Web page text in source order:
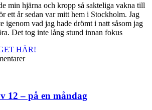
min hjärna och kropp så sakteliga vakna till
ett år sedan var mitt hem i Stockholm. Jag
igenom vad jag hade drömt i natt såsom jag
Det tog inte lång stund innan fokus
HÄR!
12 – på en måndag